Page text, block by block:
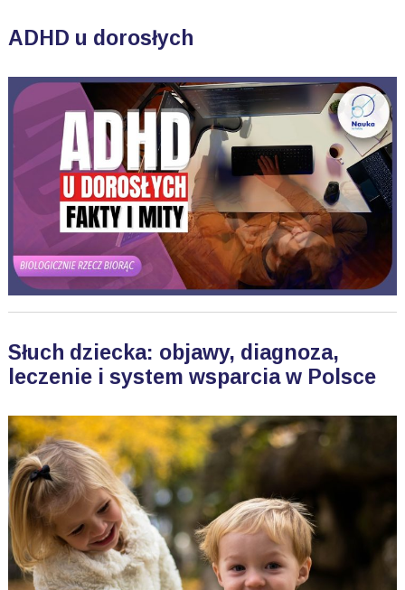
ADHD u dorosłych
Słuch dziecka: objawy, diagnoza,
leczenie i system wsparcia w Polsce